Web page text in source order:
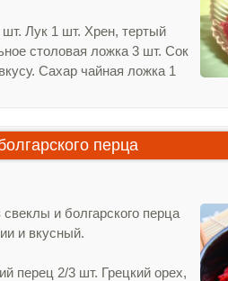
Лук 1 шт. Хрен, тертый
столовая ложка 3 шт. Сок
Сахар чайная ложка 1
перца
и болгарского перца
и вкусный.
перец 2/3 шт. Грецкий орех,